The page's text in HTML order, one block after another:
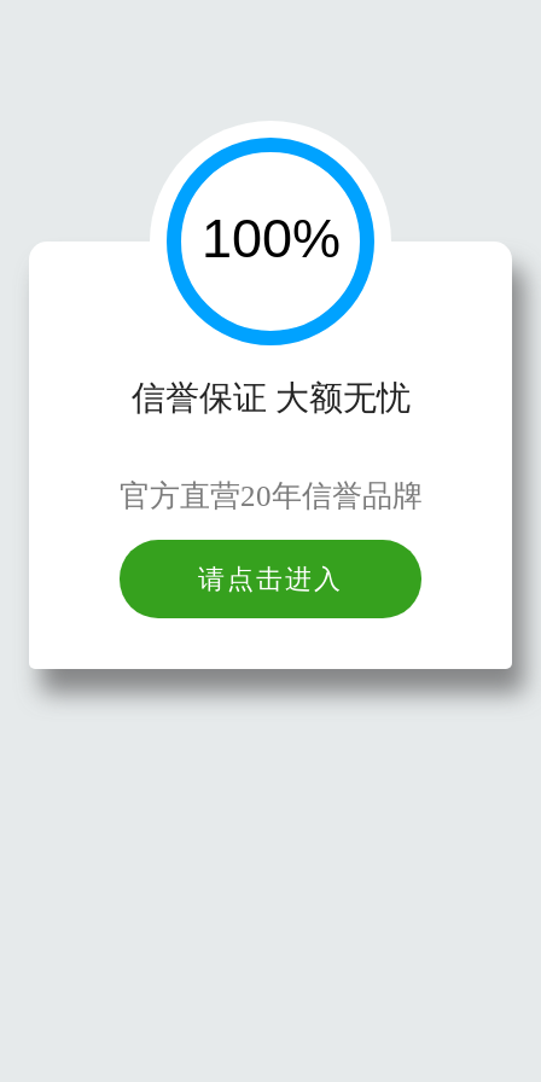
信誉保证 大额无忧
官方直营20年信誉品牌
请点击进入